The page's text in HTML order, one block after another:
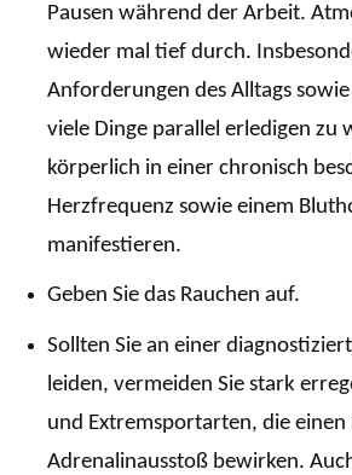
Pausen während der Arbeit.
wieder mal tief durch.
Anforderungen des Alltags
viele Dinge parallel erledigen zu
körperlich in einer chronisch
Herzfrequenz sowie einem
manifestieren.
Geben Sie das Rauchen auf.
Sollten Sie an einer
leiden, vermeiden Sie stark
und Extremsportarten, die einen
Adrenalinausstoß bewirken.